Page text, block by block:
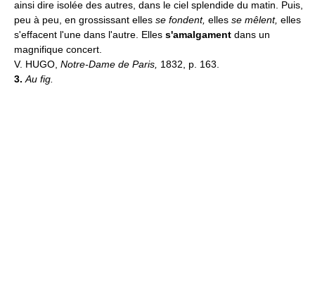
ainsi dire isolée des autres, dans le ciel splendide du matin. Puis,
peu à peu, en grossissant elles se fondent, elles se mêlent, elles
s'effacent l'une dans l'autre. Elles s'amalgament dans un
magnifique concert.
V. HUGO, Notre-Dame de Paris, 1832, p. 163.
3. Au fig.